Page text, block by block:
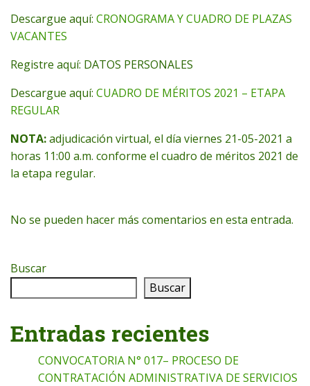
Descargue aquí: CRONOGRAMA Y CUADRO DE PLAZAS
VACANTES
Registre aquí: DATOS PERSONALES
Descargue aquí: CUADRO DE MÉRITOS 2021 – ETAPA
REGULAR
NOTA:adjudicación virtual, el día viernes 21-05-2021 a
horas 11:00 a.m. conforme el cuadro de méritos 2021 de
la etapa regular.
No se pueden hacer más comentarios en esta entrada.
Buscar
Buscar
Entradas recientes
CONVOCATORIA N° 017– PROCESO DE
CONTRATACIÓN ADMINISTRATIVA DE SERVICIOS